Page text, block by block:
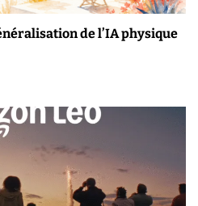
de l’IA physique